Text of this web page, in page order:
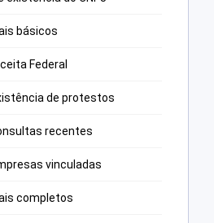
básicos
Federal
de protestos
recentes
vinculadas
completos